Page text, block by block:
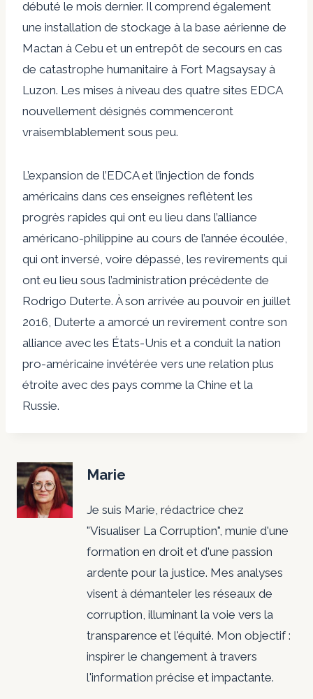
débuté le mois dernier. Il comprend également
une installation de stockage à la base aérienne de
Mactan à Cebu et un entrepôt de secours en cas
de catastrophe humanitaire à Fort Magsaysay à
Luzon. Les mises à niveau des quatre sites EDCA
nouvellement désignés commenceront
vraisemblablement sous peu.
L’expansion de l’EDCA et l’injection de fonds
américains dans ces enseignes reflètent les
progrès rapides qui ont eu lieu dans l’alliance
américano-philippine au cours de l’année écoulée,
qui ont inversé, voire dépassé, les revirements qui
ont eu lieu sous l’administration précédente de
Rodrigo Duterte. À son arrivée au pouvoir en juillet
2016, Duterte a amorcé un revirement contre son
alliance avec les États-Unis et a conduit la nation
pro-américaine invétérée vers une relation plus
étroite avec des pays comme la Chine et la
Russie.
Marie
Je suis Marie, rédactrice chez
"Visualiser La Corruption", munie d'une
formation en droit et d'une passion
ardente pour la justice. Mes analyses
visent à démanteler les réseaux de
corruption, illuminant la voie vers la
transparence et l'équité. Mon objectif :
inspirer le changement à travers
l'information précise et impactante.